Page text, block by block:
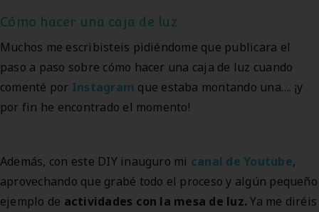
Cómo hacer una caja de luz
Muchos me escribisteis pidiéndome que publicara el
paso a paso sobre cómo hacer una caja de luz cuando
comenté por Instagram que estaba montando una…. ¡y
por fin he encontrado el momento!
Además, con este DIY inauguro mi canal de Youtube,
aprovechando que grabé todo el proceso y algún pequeño
ejemplo de actividades con la mesa de luz. Ya me diréis